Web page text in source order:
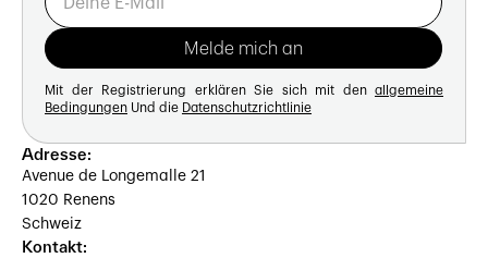
Mit der Registrierung erklären Sie sich mit den allgemeine
Bedingungen Und die Datenschutzrichtlinie
Adresse:
Avenue de Longemalle 21
1020 Renens
Schweiz
Kontakt: